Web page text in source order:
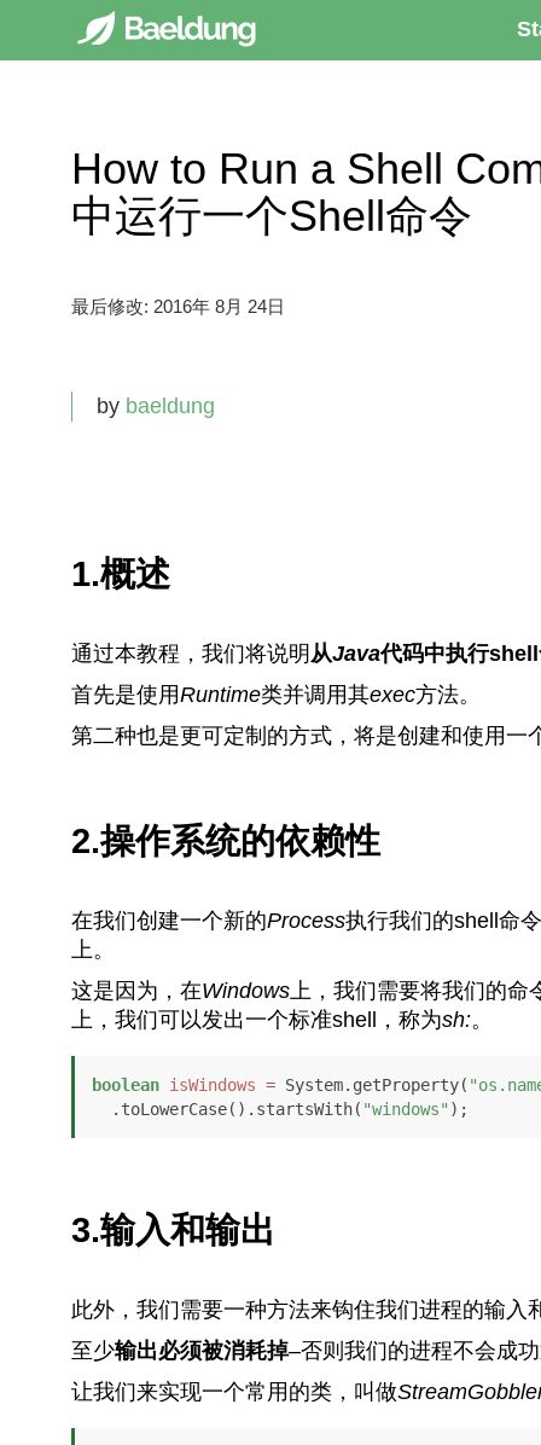
How to Run a Shell
中运行一个Shell命令
最后修改: 2016年 8月 24日
by baeldung
1.概述
通过本教程，我们将说明 从Java代码中执行
首先是使用Runtime类并调用其exec方法。
第二种也是更可定制的方式，将是创建和使用一
2.操作系统的依赖性
在我们创建一个新的Process执行我们的shell命
上。
这是因为，在Windows上，我们需要将我们的命
上，我们可以发出一个标准shell，称为sh:。
boolean isWindows = System.getProperty(
  .toLowerCase().startsWith(
"windows" );
3.输入和输出
此外，我们需要一种方法来钩住我们进程的输入
至少输出必须被消耗掉–否则我们的进程不会成
让我们来实现一个常用的类，叫做